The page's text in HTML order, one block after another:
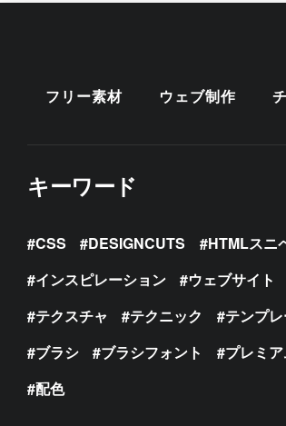
フリー素材 ウェブ制作
キーワード
CSS DESIGNCUTS HTMLスニ
インスピレーション
ウェブサイト
テクスチャ
テクニック テンプレ
ブラシ
ブラシフォント プレミ
配色